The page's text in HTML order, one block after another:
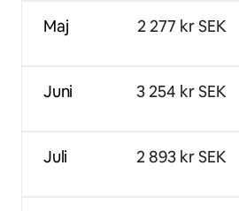
Maj
Juni
Juli
2 277 kr SEK
3 254 kr SEK
2 893 kr SEK